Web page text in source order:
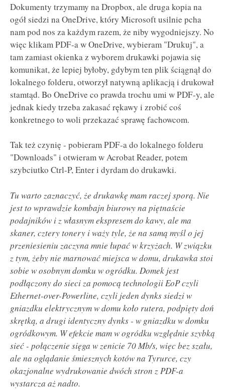
Dokumenty trzymamy na Dropbox, ale druga kopia na
ogół siedzi na OneDrive, który Microsoft usilnie pcha
nam pod nos za każdym razem, że niby wygodniejszy. No
więc klikam PDF-a w OneDrive, wybieram "Drukuj", a
tam zamiast okienka z wyborem drukawki pojawia się
komunikat, że lepiej byłoby, gdybym ten plik ściągnął do
lokalnego folderu, otworzył natywną aplikacją i drukował
stamtąd. Bo OneDrive co prawda trochu umi w PDF-y, ale
jednak kiedy trzeba zakasać rękawy i zrobić coś
konkretnego to woli przekazać sprawę fachowcom.
Tak też czynię - pobieram PDF-a do lokalnego folderu
"Downloads" i otwieram w Acrobat Reader, potem
szybciutko Ctrl-P, Enter i dyrdam do drukawki.
Tu warto zaznaczyć, że drukawkę mam raczej sporą. Nie
jest to wprawdzie kombajn biurowy na piętnaście
podajników i z własnym ekspresem do kawy, ale ma
skaner, cztery tonery i waży tyle, że na samą myśl o jej
przeniesieniu zaczyna mnie łupać w krzyżach. W związku
z tym, żeby nie marnować miejsca w domu, drukawka stoi
sobie w osobnym domku w ogródku. Domek jest
podłączony do sieci za pomocą technologii EoP czyli
Ethernet-over-Powerline, czyli jeden dynks siedzi w
gniazdku elektrycznym w domu koło rutera, podpięty doń
skrętką, a drugi identyczny dynks - w gniazdku w domku
ogródkowym. W efekcie mam w ogródku względnie szybką
sieć - połączenie sięga w zenicie 70 Mb/s, więc bez szału,
ale na oglądanie śmiesznych kotów na Tyrurce, czy
okazjonalne wydrukowanie dwóch stron z PDF-a
wystarcza aż nadto.